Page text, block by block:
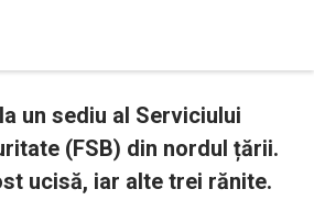
un sediu al Serviciului
(FSB) din nordul țării.
ucisă, iar alte trei rănite.